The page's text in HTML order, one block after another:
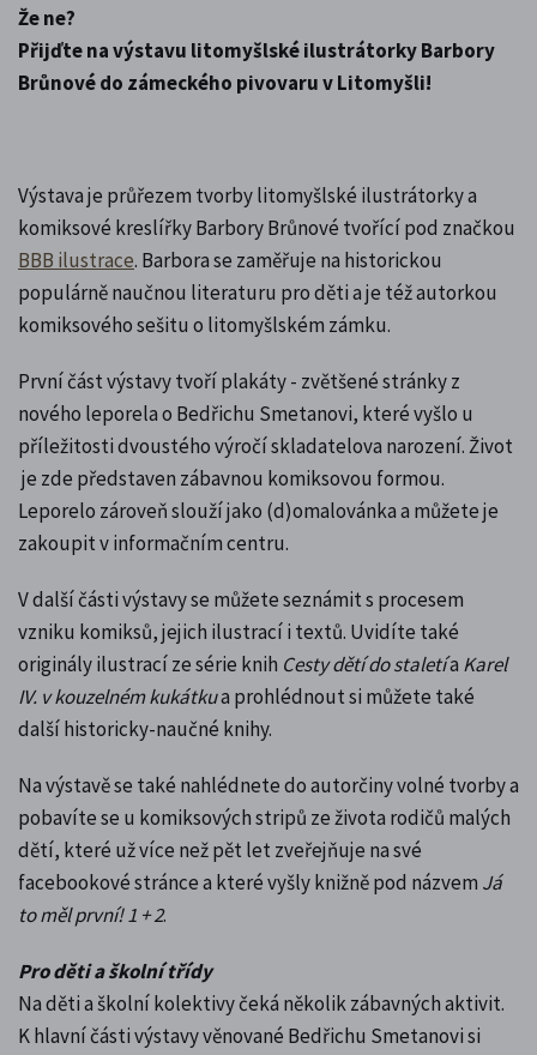
Že ne?
Přijďte na výstavu litomyšlské ilustrátorky Barbory
Brůnové do zámeckého pivovaru v Litomyšli!
Výstava je průřezem tvorby litomyšlské ilustrátorky a
komiksové kreslířky Barbory Brůnové tvořící pod značkou
BBB ilustrace. Barbora se zaměřuje na historickou
populárně naučnou literaturu pro děti a je též autorkou
komiksového sešitu o litomyšlském zámku.
První část výstavy tvoří plakáty - zvětšené stránky z
nového leporela o Bedřichu Smetanovi, které vyšlo u
příležitosti dvoustého výročí skladatelova narození. Život
je zde představen zábavnou komiksovou formou.
Leporelo zároveň slouží jako (d)omalovánka a můžete je
zakoupit v informačním centru.
V další části výstavy se můžete seznámit s procesem
vzniku komiksů, jejich ilustrací i textů. Uvidíte také
originály ilustrací ze série knih Cesty dětí do staletía Karel
IV. v kouzelném kukátkua prohlédnout si můžete také
další historicky-naučné knihy.
Na výstavě se také nahlédnete do autorčiny volné tvorby a
pobavíte se u komiksových stripů ze života rodičů malých
dětí, které už více než pět let zveřejňuje na své
facebookové stránce a které vyšly knižně pod názvem Já
to měl první! 1 + 2.
Pro děti a školní třídy
Na děti a školní kolektivy čeká několik zábavných aktivit.
K hlavní části výstavy věnované Bedřichu Smetanovi si